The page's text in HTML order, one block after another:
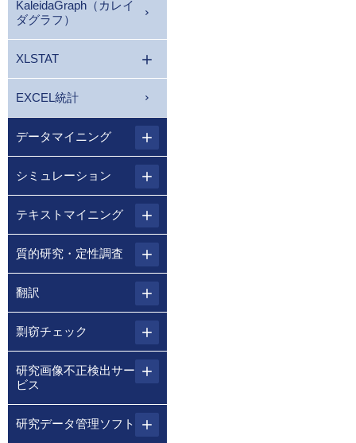
KaleidaGraph（カレイ
ダグラフ）
XLSTAT
EXCEL統計
データマイニング
シミュレーション
テキストマイニング
質的研究・定性調査
翻訳
剽窃チェック
研究画像不正検出サー
ビス
研究データ管理ソフト